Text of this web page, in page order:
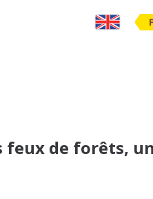
de forêts,